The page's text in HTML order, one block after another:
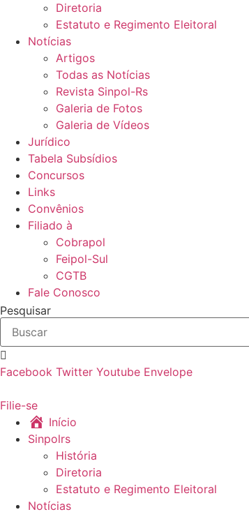
Diretoria
Estatuto e Regimento Eleitoral
Notícias
Artigos
Todas as Notícias
Revista Sinpol-Rs
Galeria de Fotos
Galeria de Vídeos
Jurídico
Tabela Subsídios
Concursos
Links
Convênios
Filiado à
Cobrapol
Feipol-Sul
CGTB
Fale Conosco
Pesquisar
Facebook Twitter Youtube Envelope
Filie-se
Início
Sinpolrs
História
Diretoria
Estatuto e Regimento Eleitoral
Notícias